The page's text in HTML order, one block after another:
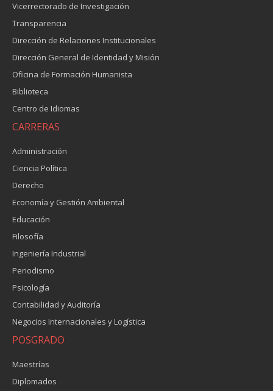
Vicerrectorado de Investigación
Transparencia
Dirección de Relaciones Institucionales
Dirección General de Identidad y Misión
Oficina de Formación Humanista
Biblioteca
Centro de Idiomas
CARRERAS
Administración
Ciencia Política
Derecho
Economía y Gestión Ambiental
Educación
Filosofía
Ingeniería Industrial
Periodismo
Psicología
Contabilidad y Auditoría
Negocios Internacionales y Logística
POSGRADO
Maestrías
Diplomados